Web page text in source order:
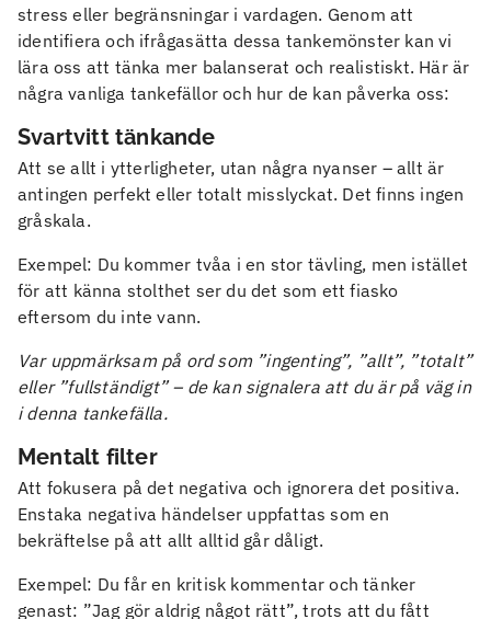
stress eller begränsningar i vardagen. Genom att
identifiera och ifrågasätta dessa tankemönster kan vi
lära oss att tänka mer balanserat och realistiskt. Här är
några vanliga tankefällor och hur de kan påverka oss:
Svartvitt tänkande
Att se allt i ytterligheter, utan några nyanser – allt är
antingen perfekt eller totalt misslyckat. Det finns ingen
gråskala.
Exempel: Du kommer tvåa i en stor tävling, men istället
för att känna stolthet ser du det som ett fiasko
eftersom du inte vann.
Var uppmärksam på ord som ”ingenting”, ”allt”, ”totalt”
eller ”fullständigt” – de kan signalera att du är på väg in
i denna tankefälla.
Mentalt filter
Att fokusera på det negativa och ignorera det positiva.
Enstaka negativa händelser uppfattas som en
bekräftelse på att allt alltid går dåligt.
Exempel: Du får en kritisk kommentar och tänker
genast: ”Jag gör aldrig något rätt”, trots att du fått